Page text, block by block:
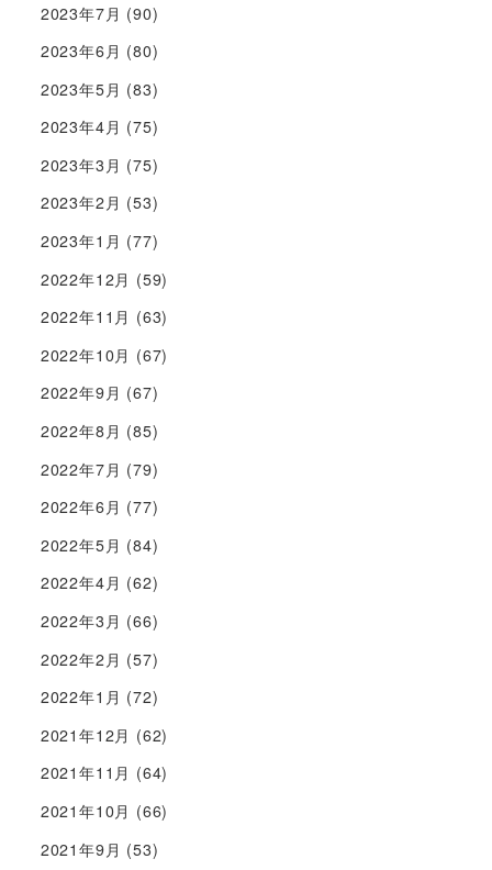
2023年7月 (90)
2023年6月 (80)
2023年5月 (83)
2023年4月 (75)
2023年3月 (75)
2023年2月 (53)
2023年1月 (77)
2022年12月 (59)
2022年11月 (63)
2022年10月 (67)
2022年9月 (67)
2022年8月 (85)
2022年7月 (79)
2022年6月 (77)
2022年5月 (84)
2022年4月 (62)
2022年3月 (66)
2022年2月 (57)
2022年1月 (72)
2021年12月 (62)
2021年11月 (64)
2021年10月 (66)
2021年9月 (53)